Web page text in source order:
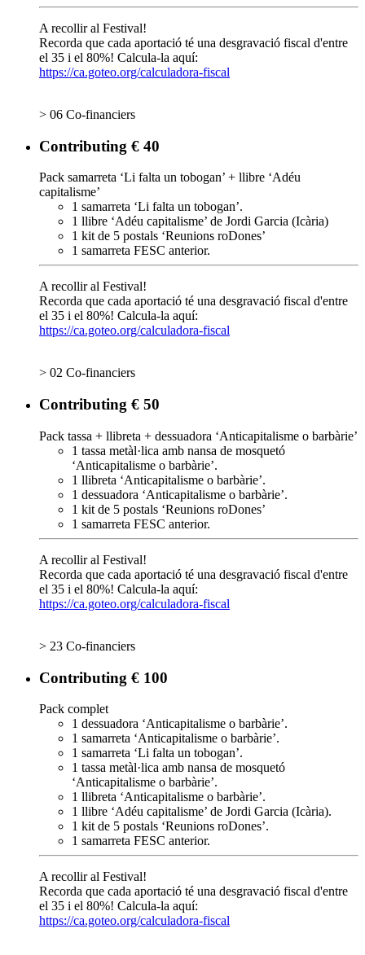
A recollir al Festival!
Recorda que cada aportació té una desgravació fiscal d'entre
el 35 i el 80%! Calcula-la aquí:
https://ca.goteo.org/calculadora-fiscal
> 06 Co-financiers
Contributing € 40
Pack samarreta ‘Li falta un tobogan’ + llibre ‘Adéu
capitalisme’
1 samarreta ‘Li falta un tobogan’.
1 llibre ‘Adéu capitalisme’ de Jordi Garcia (Icària)
1 kit de 5 postals ‘Reunions roDones’
1 samarreta FESC anterior.
A recollir al Festival!
Recorda que cada aportació té una desgravació fiscal d'entre
el 35 i el 80%! Calcula-la aquí:
https://ca.goteo.org/calculadora-fiscal
> 02 Co-financiers
Contributing € 50
Pack tassa + llibreta + dessuadora ‘Anticapitalisme o barbàrie’
1 tassa metàl·lica amb nansa de mosquetó
‘Anticapitalisme o barbàrie’.
1 llibreta ‘Anticapitalisme o barbàrie’.
1 dessuadora ‘Anticapitalisme o barbàrie’.
1 kit de 5 postals ‘Reunions roDones’
1 samarreta FESC anterior.
A recollir al Festival!
Recorda que cada aportació té una desgravació fiscal d'entre
el 35 i el 80%! Calcula-la aquí:
https://ca.goteo.org/calculadora-fiscal
> 23 Co-financiers
Contributing € 100
Pack complet
1 dessuadora ‘Anticapitalisme o barbàrie’.
1 samarreta ‘Anticapitalisme o barbàrie’.
1 samarreta ‘Li falta un tobogan’.
1 tassa metàl·lica amb nansa de mosquetó
‘Anticapitalisme o barbàrie’.
1 llibreta ‘Anticapitalisme o barbàrie’.
1 llibre ‘Adéu capitalisme’ de Jordi Garcia (Icària).
1 kit de 5 postals ‘Reunions roDones’.
1 samarreta FESC anterior.
A recollir al Festival!
Recorda que cada aportació té una desgravació fiscal d'entre
el 35 i el 80%! Calcula-la aquí:
https://ca.goteo.org/calculadora-fiscal